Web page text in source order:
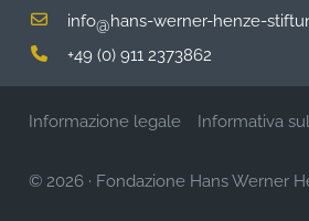
info@hans-werner-henze-
+49 (0) 911 2373862
Informazione legale Informativa
© 2026 · Fondazione Hans Werner